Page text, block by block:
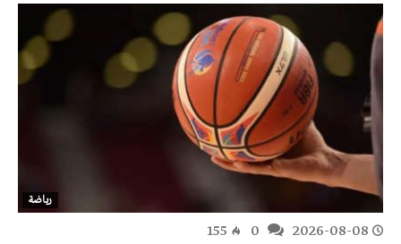
رياضة
2026-08-08
155